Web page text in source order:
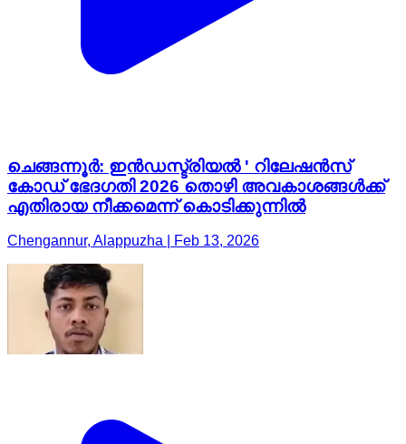
ചെങ്ങന്നൂർ: ഇൻഡസ്ട്രിയൽ ' റിലേഷൻസ്
കോഡ് ഭേദഗതി 2026 തൊഴി അവകാശങ്ങൾക്ക്
എതിരായ നീക്കമെന്ന് കൊടിക്കുന്നിൽ
Chengannur, Alappuzha | Feb 13, 2026